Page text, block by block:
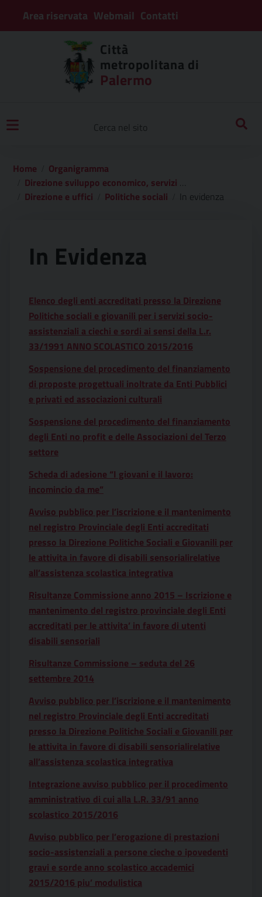
Area riservata Webmail Contatti
Città
metropolitana di
Palermo
Home
Organigramma
Direzione sviluppo economico, servizi sociali, turistici e culturali
Direzione e uffici
Politiche sociali In evidenza
In Evidenza
Elenco degli enti accreditati presso la Direzione
Politiche sociali e giovanili per i servizi socio-
assistenziali a ciechi e sordi ai sensi della L.r.
33/1991 ANNO SCOLASTICO 2015/2016
Sospensione del procedimento del finanziamento
di proposte progettuali inoltrate da Enti Pubblici
e privati ed associazioni culturali
Sospensione del procedimento del finanziamento
degli Enti no profit e delle Associazioni del Terzo
settore
Scheda di adesione “I giovani e il lavoro:
incomincio da me”
Avviso pubblico per l’iscrizione e il mantenimento
nel registro Provinciale degli Enti accreditati
presso la Direzione Politiche Sociali e Giovanili per
le attivita in favore di disabili sensorialirelative
all’assistenza scolastica integrativa
Risultanze Commissione anno 2015 – Iscrizione e
mantenimento del registro provinciale degli Enti
accreditati per le attivita’ in favore di utenti
disabili sensoriali
Risultanze Commissione – seduta del 26
settembre 2014
Avviso pubblico per l’iscrizione e il mantenimento
nel registro Provinciale degli Enti accreditati
presso la Direzione Politiche Sociali e Giovanili per
le attivita in favore di disabili sensorialirelative
all’assistenza scolastica integrativa
Integrazione avviso pubblico per il procedimento
amministrativo di cui alla L.R. 33/91 anno
scolastico 2015/2016
Avviso pubblico per l’erogazione di prestazioni
socio-assistenziali a persone cieche o ipovedenti
gravi e sorde anno scolastico accademici
2015/2016 piu’ modulistica